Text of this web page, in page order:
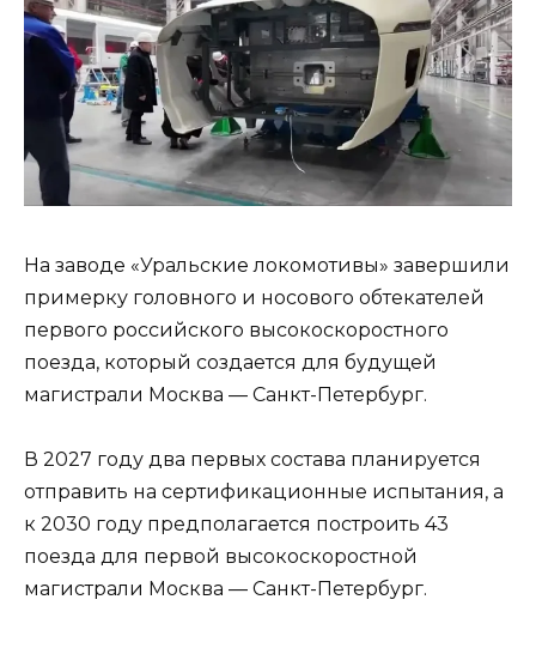
На заводе «Уральские локомотивы» завершили
примерку головного и носового обтекателей
первого российского высокоскоростного
поезда, который создается для будущей
магистрали Москва — Санкт-Петербург.
В 2027 году два первых состава планируется
отправить на сертификационные испытания, а
к 2030 году предполагается построить 43
поезда для первой высокоскоростной
магистрали Москва — Санкт-Петербург.